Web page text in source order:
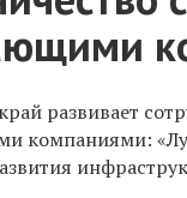
развивает
компаниями: